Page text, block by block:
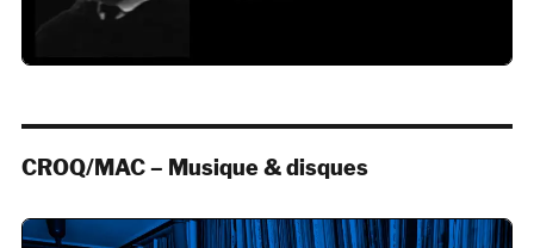
CROQ/MAC – Musique & disques